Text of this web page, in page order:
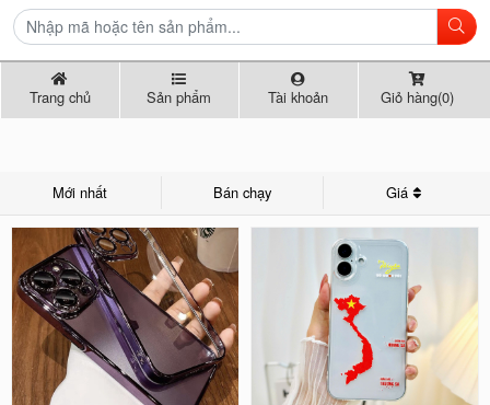
Trang chủ Sản phẩm Tài khoản Giỏ hàng(0)
Mới nhất Bán chạy Giá